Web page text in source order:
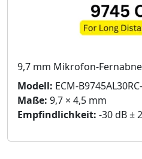
9,7 mm Mikrofon-
Modell: ECM-
Maße: 9,7 × 4,5 mm
Empfindlichkeit: -30 dB ± 2